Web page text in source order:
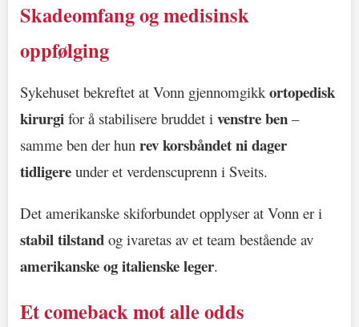
Skadeomfang og medisinsk
oppfølging
Sykehuset bekreftet at Vonn gjennomgikk ortopedisk
kirurgi for å stabilisere bruddet i venstre ben –
samme ben der hun rev korsbåndet ni dager
tidligere under et verdenscuprenn i Sveits.
Det amerikanske skiforbundet opplyser at Vonn er i
stabil tilstand og ivaretas av et team bestående av
amerikanske og italienske leger.
Et comeback mot alle odds